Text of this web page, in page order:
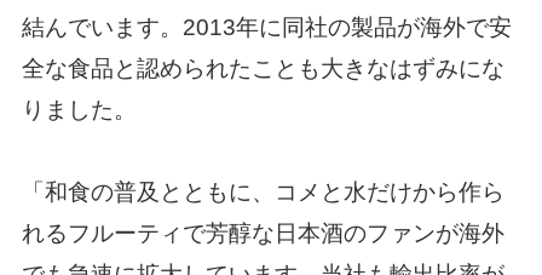
結んでいます。2013年に同社の製品が海外で安
全な食品と認められたことも大きなはずみにな
りました。
「和食の普及とともに、コメと水だけから作ら
れるフルーティで芳醇な日本酒のファンが海外